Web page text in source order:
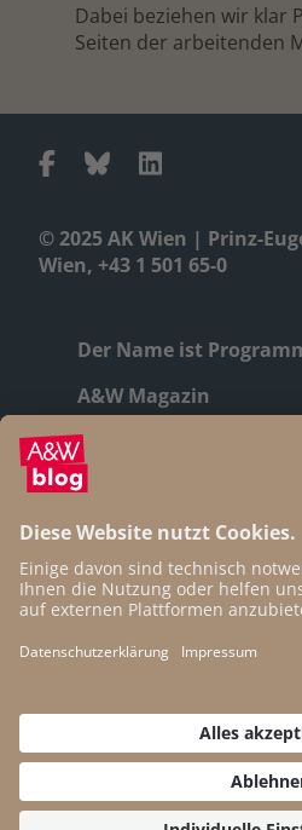
© 2025 AK Wien | Prinz-
Wien, +43 1 501 65-0
Der Name ist
A&W Magazin
Geschichte
Autor:innen
Newsletter
Open Access
Impressum
Datenschutz
Dabei beziehen wir klar
Seiten der arbeitenden